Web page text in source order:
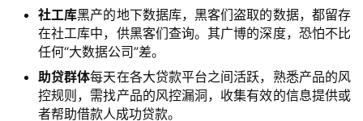
社工库黑产的地下数据库，黑客们盗取的数据，都留存
在社工库中，供黑客们查询。其广博的深度，恐怕不比
任何“大数据公司”差。
助贷群体每天在各大贷款平台之间活跃，熟悉产品的风
控规则，需找产品的风控漏洞，收集有效的信息提供或
者帮助借款人成功贷款。